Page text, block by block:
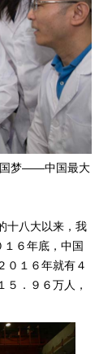
国梦——中国最大
十八大以来，我
１６年底，中国
０１６年就有４
５．９６万人，